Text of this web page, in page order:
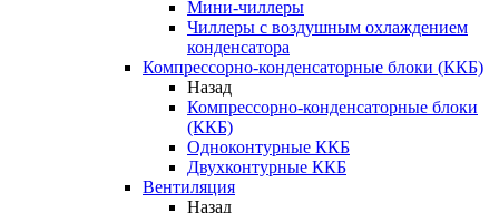
Мини-чиллеры
Чиллеры с воздушным охлаждением
конденсатора
Компрессорно-конденсаторные блоки (ККБ)
Назад
Компрессорно-конденсаторные блоки
(ККБ)
Одноконтурные ККБ
Двухконтурные ККБ
Вентиляция
Назад